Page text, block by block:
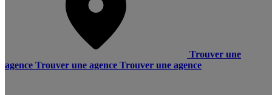
Trouver une
agence Trouver une agence Trouver une agence